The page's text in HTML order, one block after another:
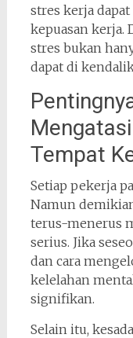
stres kerja
kepuasan kerja.
stres bukan
dapat di
Tempat
Setiap pekerja
Namun
terus-menerus
serius. Jika
dan cara
kelelahan
signifikan.
Selain itu,